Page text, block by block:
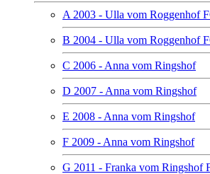
A 2003 - Ulla vom Roggenhof
B 2004 - Ulla vom Roggenhof
C 2006 - Anna vom Ringshof
D 2007 - Anna vom Ringshof
E 2008 - Anna vom Ringshof
F 2009 - Anna vom Ringshof
G 2011 - Franka vom Ringshof